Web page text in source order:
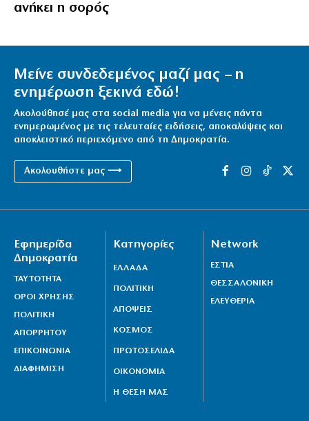
ανήκει η σορός
Μείνε συνδεδεμένος μαζί μας – η
ενημέρωση ξεκινά εδώ!
Ακολούθησέ μας στα social media για να μένεις πάντα
ενημερωμένος με τις τελευταίες ειδήσεις, αποκαλύψεις και
αποκλειστικό περιεχόμενο από τη Δημοκρατία.
Ακολουθήστε μας ⟶
Εφημερίδα
Δημοκρατία
ΤΑΥΤΟΤΗΤΑ
ΟΡΟΙ ΧΡΗΣΗΣ
ΠΟΛΙΤΙΚΗ
ΑΠΟΡΡΗΤΟΥ
ΕΠΙΚΟΙΝΩΝΙΑ
ΔΙΑΦΗΜΙΣΗ
Κατηγορίες
ΕΛΛΑΔΑ
ΠΟΛΙΤΙΚΗ
ΑΠΟΨΕΙΣ
ΚΟΣΜΟΣ
ΠΡΩΤΟΣΕΛΙΔΑ
ΟΙΚΟΝΟΜΙΑ
Η ΘΕΣΗ ΜΑΣ
Network
ΕΣΤΙΑ
ΘΕΣΣΑΛΟΝΙΚΗ
ΕΛΕΥΘΕΡΙΑ